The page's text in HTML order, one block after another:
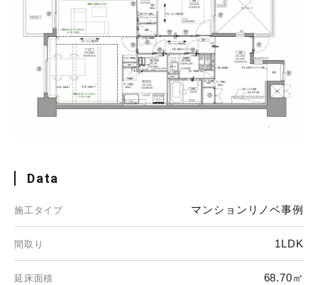
Data
施工タイプ マンションリノベ事例
間取り 1LDK
延床面積 68.70㎡